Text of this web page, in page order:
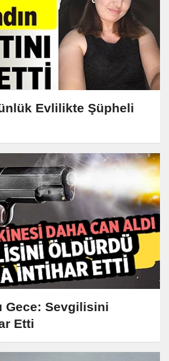
Evlilikte Şüpheli
Gece: Sevgilisini
Etti